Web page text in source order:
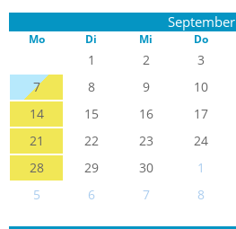
September
Mo Di Mi Do
1 2 3
7
8 9 10
14
15 16 17
21
22 23 24
28
29 30 1
5
6 7 8